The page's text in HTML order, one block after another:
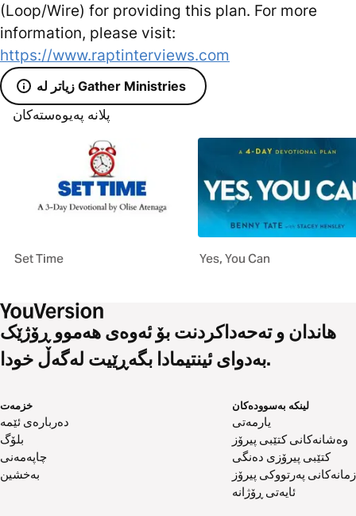
(Loop/Wire) for providing this plan. For more
information, please visit:
https://www.raptinterviews.com
زیاتر لە Gather Ministries
پلانە پەیوەستەکان
Set Time Yes, You Can
هاندان و تەحەداکردنت بۆ ئەوەی هەموو ڕۆژێک
بەدوای ئینتیمادا بگەڕێیت لەگەڵ خودا.
خزمەت
دەربارەی ئێمە
بلۆگ
چاپەمەنی
بەخشین
لینکە بەسوودەکان
یارمەتی
وەشانەکانی کتێبی پیرۆز
کتێبی پیرۆزی دەنگی
زمانەکانی پەرتووکی پیرۆز
ئایەتی ڕۆژانە